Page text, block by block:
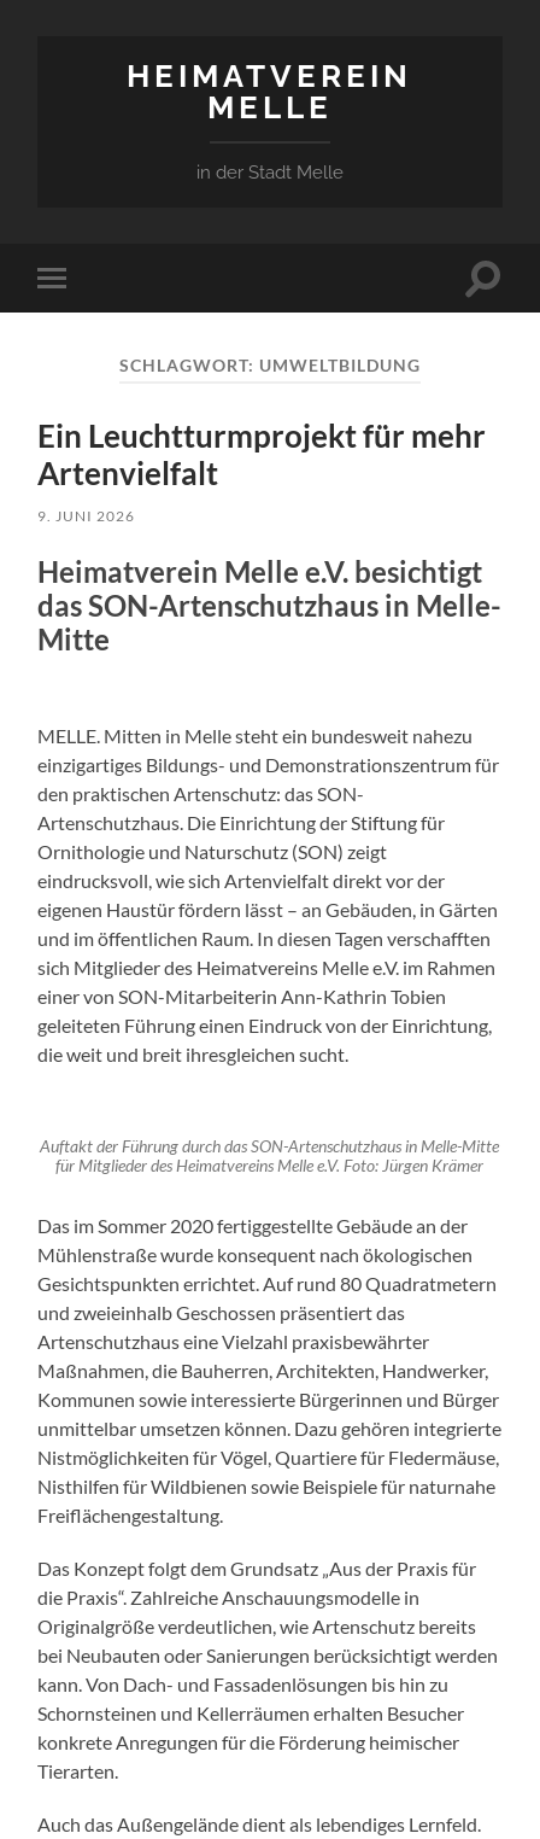
HEIMATVEREIN
MELLE
in der Stadt Melle
Mobile-
Menü
SCHLAGWORT: UMWELTBILDUNG
Ein Leuchtturmprojekt für mehr
Artenvielfalt
9. JUNI 2026
Heimatverein Melle e.V. besichtigt
das SON-Artenschutzhaus in Melle-
Mitte
MELLE. Mitten in Melle steht ein bundesweit nahezu
einzigartiges Bildungs- und Demonstrationszentrum für
den praktischen Artenschutz: das SON-
Artenschutzhaus. Die Einrichtung der Stiftung für
Ornithologie und Naturschutz (SON) zeigt
eindrucksvoll, wie sich Artenvielfalt direkt vor der
eigenen Haustür fördern lässt – an Gebäuden, in Gärten
und im öffentlichen Raum. In diesen Tagen verschafften
sich Mitglieder des Heimatvereins Melle e.V. im Rahmen
einer von SON-Mitarbeiterin Ann-Kathrin Tobien
geleiteten Führung einen Eindruck von der Einrichtung,
die weit und breit ihresgleichen sucht.
Auftakt der Führung durch das SON-Artenschutzhaus in Melle-Mitte
für Mitglieder des Heimatvereins Melle e.V. Foto: Jürgen Krämer
Das im Sommer 2020 fertiggestellte Gebäude an der
Mühlenstraße wurde konsequent nach ökologischen
Gesichtspunkten errichtet. Auf rund 80 Quadratmetern
und zweieinhalb Geschossen präsentiert das
Artenschutzhaus eine Vielzahl praxisbewährter
Maßnahmen, die Bauherren, Architekten, Handwerker,
Kommunen sowie interessierte Bürgerinnen und Bürger
unmittelbar umsetzen können. Dazu gehören integrierte
Nistmöglichkeiten für Vögel, Quartiere für Fledermäuse,
Nisthilfen für Wildbienen sowie Beispiele für naturnahe
Freiflächengestaltung.
Das Konzept folgt dem Grundsatz „Aus der Praxis für
die Praxis“. Zahlreiche Anschauungsmodelle in
Originalgröße verdeutlichen, wie Artenschutz bereits
bei Neubauten oder Sanierungen berücksichtigt werden
kann. Von Dach- und Fassadenlösungen bis hin zu
Schornsteinen und Kellerräumen erhalten Besucher
konkrete Anregungen für die Förderung heimischer
Tierarten.
Auch das Außengelände dient als lebendiges Lernfeld.